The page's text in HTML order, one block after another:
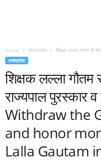
Home मध्यप्रदेश शिक्षक लल्ला गौतम से
मध्यप्रदेश
शिक्षक लल्ला
राज्यपाल पुरस्कार
Withdraw the
and honor
Lalla Gautam